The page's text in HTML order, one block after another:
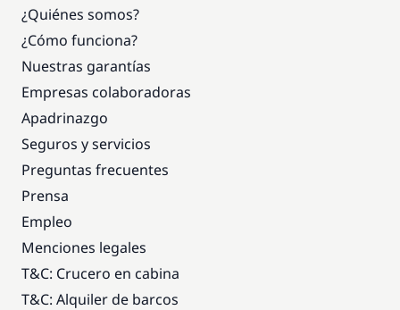
¿Quiénes somos?
¿Cómo funciona?
Nuestras garantías
Empresas colaboradoras
Apadrinazgo
Seguros y servicios
Preguntas frecuentes
Prensa
Empleo
Menciones legales
T&C: Crucero en cabina
T&C: Alquiler de barcos